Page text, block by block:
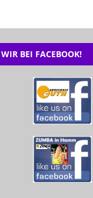
WIR BEI FACEBOOK!